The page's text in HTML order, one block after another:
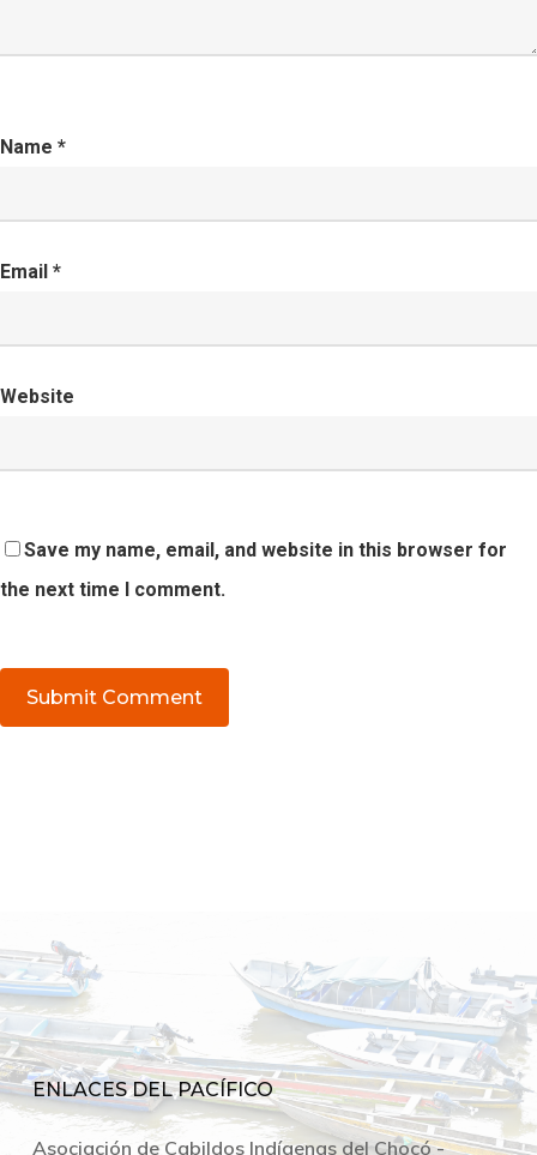
Name *
Email *
Website
Save my name, email, and website in this browser for
the next time I comment.
ENLACES DEL PACÍFICO
Asociación de Cabildos Indígenas del Chocó -